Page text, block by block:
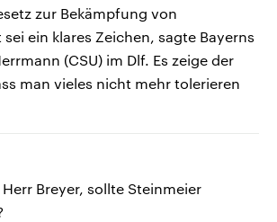
zur Bekämpfung von
ein klares Zeichen, sagte Bayerns
(CSU) im Dlf. Es zeige der
man vieles nicht mehr tolerieren
Herr Breyer, sollte Steinmeier